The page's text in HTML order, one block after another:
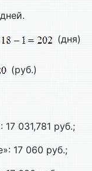
(дня)
(руб.)
17 031,781 руб.;
17 060 руб.;